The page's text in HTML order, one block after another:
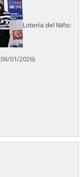
Lotería del Niño:
01/2026)